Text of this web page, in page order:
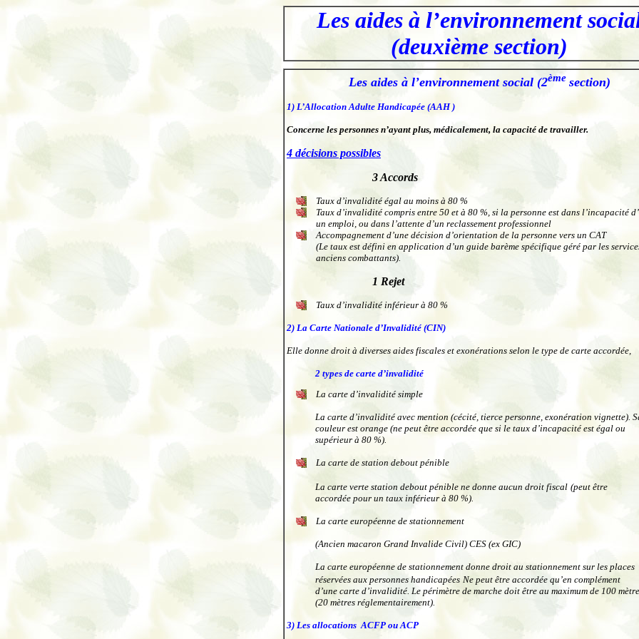
Les aides à l’environnement
(deuxième section)
Les aides à l’environnement social (2ème section)
1) L’Allocation Adulte Handicapée (AAH )
Concerne les personnes n’ayant plus, médicalement, la capacité de travailler.
4 décisions possibles
3 Accords
Taux d’invalidité égal au moins à 80 %
Taux d’invalidité compris entre 50 et à 80 %, si la personne est dans l’incapacité
un emploi, ou dans l’attente d’un reclassement professionnel
Accompagnement d’une décision d’orientation de la personne vers un CAT
(Le taux est défini en application d’un guide barème spécifique géré par les
anciens combattants).
1 Rejet
Taux d’invalidité inférieur à 80 %
2) La Carte Nationale d’Invalidité (CIN)
Elle donne droit à diverses aides fiscales et exonérations selon le type de carte accordée,
2 types de carte d’invalidité
La carte d’invalidité simple
La carte d’invalidité avec mention (cécité, tierce personne, exonération vignette).
couleur est orange (ne peut être accordée que si le taux d’incapacité est égal ou
supérieur à 80 %).
La carte de station debout pénible
La carte verte station debout pénible ne donne aucun droit fiscal (peut être
accordée pour un taux inférieur à 80 %).
La carte européenne de stationnement
(Ancien macaron Grand Invalide Civil) CES (ex GIC)
La carte européenne de stationnement donne droit au stationnement sur les places
réservées aux personnes handicapées Ne peut être accordée qu’en complément
d’une carte d’invalidité. Le périmètre de marche doit être au maximum de 100
(20 mètres réglementairement).
3) Les allocations ACFP ou ACP